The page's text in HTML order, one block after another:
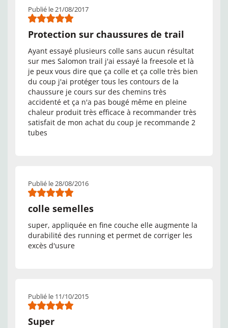
Publié le 21/08/2017
Protection sur chaussures de trail
Ayant essayé plusieurs colle sans aucun résultat
sur mes Salomon trail j'ai essayé la freesole et là
je peux vous dire que ça colle et ça colle très bien
du coup j'ai protéger tous les contours de la
chaussure je cours sur des chemins très
accidenté et ça n'a pas bougé même en pleine
chaleur produit très efficace à recommander très
satisfait de mon achat du coup je recommande 2
tubes
Publié le 28/08/2016
colle semelles
super, appliquée en fine couche elle augmente la
durabilité des running et permet de corriger les
excès d'usure
Publié le 11/10/2015
Super